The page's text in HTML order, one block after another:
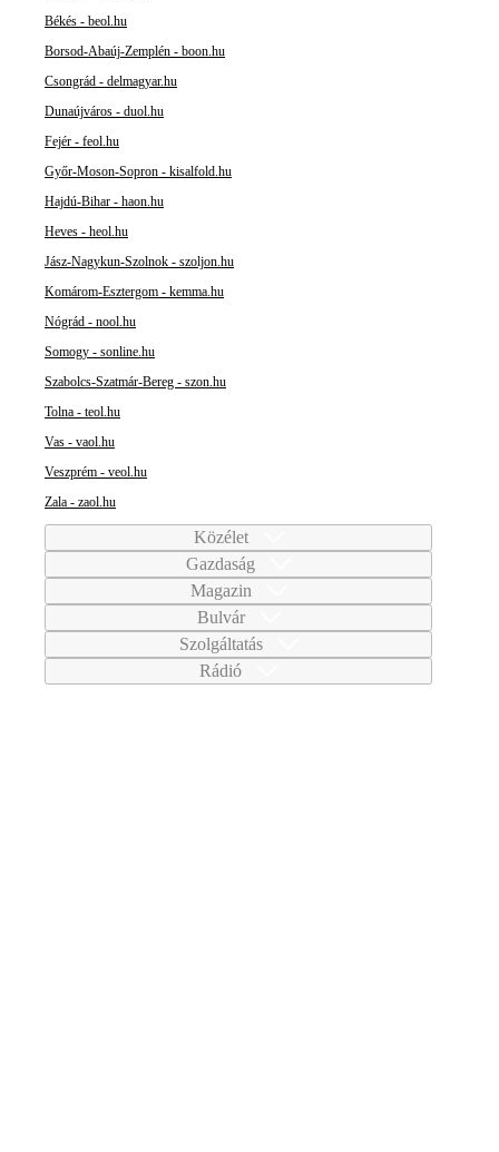
Békés - beol.hu
Borsod-Abaúj-Zemplén - boon.hu
Csongrád - delmagyar.hu
Dunaújváros - duol.hu
Fejér - feol.hu
Győr-Moson-Sopron - kisalfold.hu
Hajdú-Bihar - haon.hu
Heves - heol.hu
Jász-Nagykun-Szolnok - szoljon.hu
Komárom-Esztergom - kemma.hu
Nógrád - nool.hu
Somogy - sonline.hu
Szabolcs-Szatmár-Bereg - szon.hu
Tolna - teol.hu
Vas - vaol.hu
Veszprém - veol.hu
Zala - zaol.hu
Közélet
Gazdaság
Magazin
Bulvár
Szolgáltatás
Rádió